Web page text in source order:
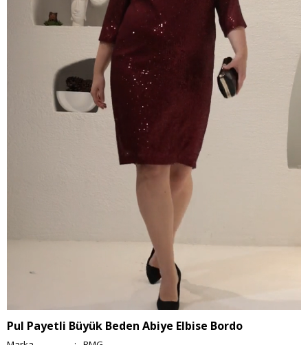
Pul Payetli Büyük Beden Abiye Elbise Bordo